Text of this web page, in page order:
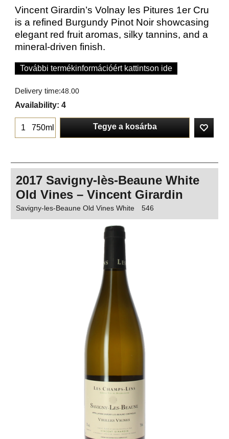
Vincent Girardin’s Volnay les Pitures 1er Cru
is a refined Burgundy Pinot Noir showcasing
elegant red fruit aromas, silky tannins, and a
mineral-driven finish.
További termékinformációért kattintson ide
Delivery time:48.00
Availability: 4
750ml Tegye a kosárba
2017 Savigny-lès-Beaune White
Old Vines – Vincent Girardin
Savigny-les-Beaune Old Vines White 546